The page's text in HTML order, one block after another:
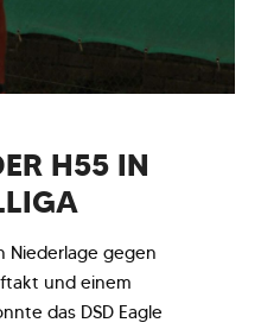
H55 IN
Niederlage gegen
und einem
das DSD Eagle